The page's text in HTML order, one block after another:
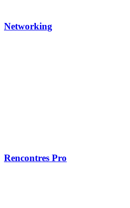
Networking
Rencontres Pro